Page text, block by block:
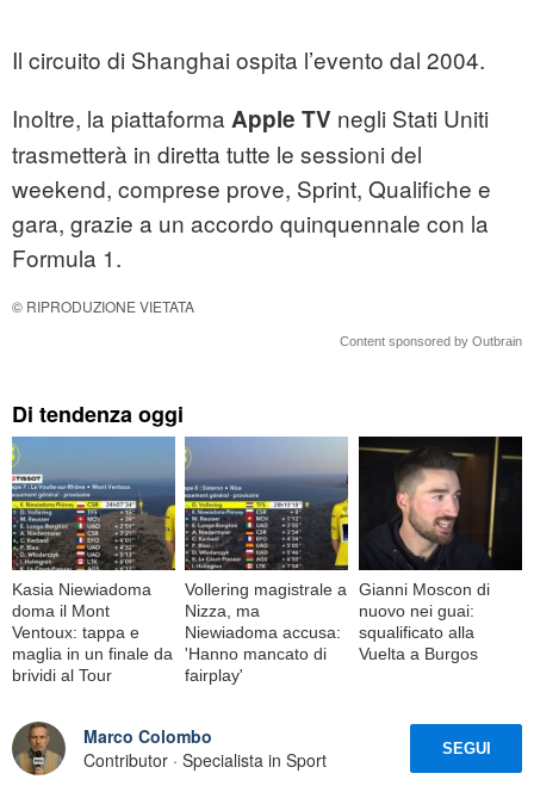
Il circuito di Shanghai ospita l’evento dal 2004.
Inoltre, la piattaforma Apple TV negli Stati Uniti
trasmetterà in diretta tutte le sessioni del
weekend, comprese prove, Sprint, Qualifiche e
gara, grazie a un accordo quinquennale con la
Formula 1.
© RIPRODUZIONE VIETATA
Content sponsored by Outbrain
Di tendenza oggi
Kasia Niewiadoma
doma il Mont
Ventoux: tappa e
maglia in un finale da
brividi al Tour
Vollering magistrale a
Nizza, ma
Niewiadoma accusa:
'Hanno mancato di
fairplay'
Gianni Moscon di
nuovo nei guai:
squalificato alla
Vuelta a Burgos
Marco Colombo
Contributor · Specialista in Sport
SEGUI